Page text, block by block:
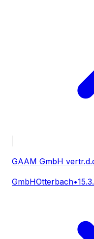
GAAM GmbH
GmbHOtterbach•